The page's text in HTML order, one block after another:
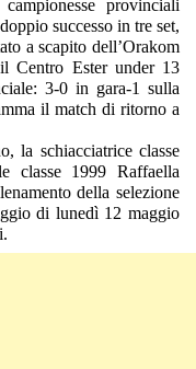
provinciali
successo in tre set,
a scapito dell’Orakom
Centro Ester under 13
3-0 in gara-1 sulla
il match di ritorno a
la schiacciatrice classe
classe 1999 Raffaella
della selezione
di lunedì 12 maggio